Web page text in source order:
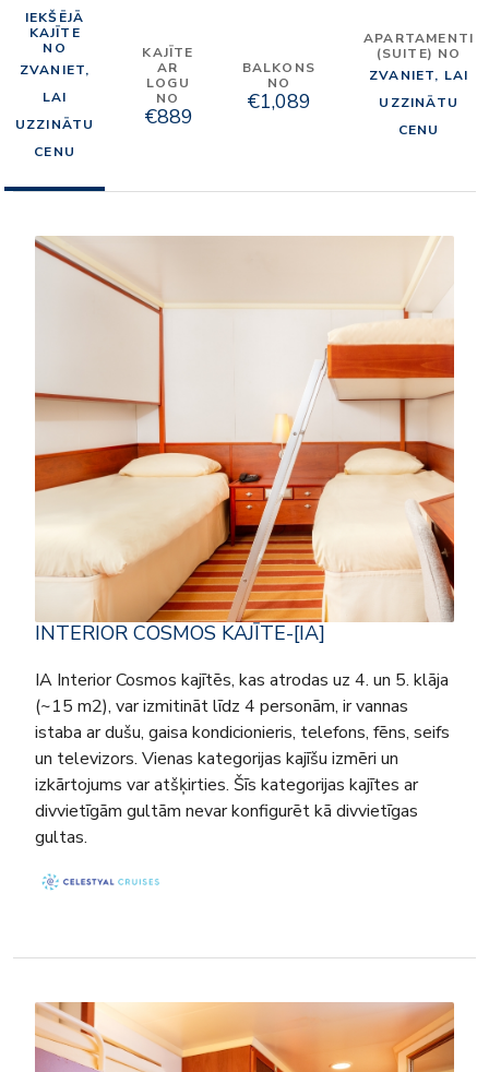
IEKŠĒJĀ
KAJĪTE
NO
ZVANIET,
LAI
UZZINĀTU
CENU
KAJĪTE
AR
LOGU
NO
€889
BALKONS
NO
€1,089
APARTAMENTI
(SUITE) NO
ZVANIET, LAI
UZZINĀTU
CENU
INTERIOR COSMOS KAJĪTE-[IA]
IA Interior Cosmos kajītēs, kas atrodas uz 4. un 5. klāja
(~15 m2), var izmitināt līdz 4 personām, ir vannas
istaba ar dušu, gaisa kondicionieris, telefons, fēns, seifs
un televizors. Vienas kategorijas kajīšu izmēri un
izkārtojums var atšķirties. Šīs kategorijas kajītes ar
divvietīgām gultām nevar konfigurēt kā divvietīgas
gultas.